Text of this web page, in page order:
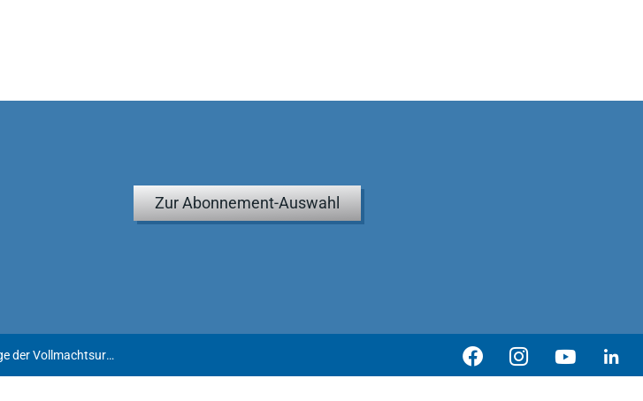
Zur Abonnement-Auswahl
Unwirksame Kündigung bei fehlender Vorlage der Vollmachtsurkunde